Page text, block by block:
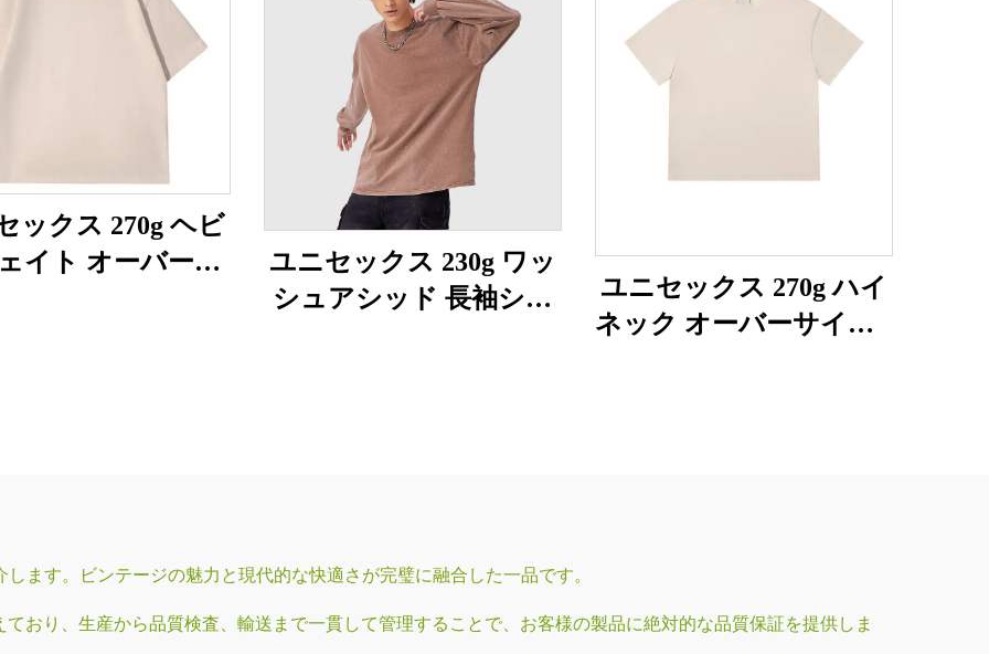
ックス 270g ヘビ
イト オーバーサ
ユニセックス 230g ワッ
シュアシッド 長袖シャ
ユニセックス 270g ハイ
ネック オーバーサイズT
ます。ビンテージの魅力と現代的な快適さが完璧に融合した一品です。
おり、生産から品質検査、輸送まで一貫して管理することで、お客様の製品に絶対的な品質保証を提供しま